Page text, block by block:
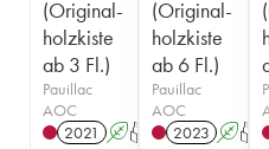
(Original-
holzkiste
ab 3 Fl.)
Pauillac
AOC
2021
AT
(Original-
holzkiste
ab 6 Fl.)
Pauillac
AOC
2023 AT